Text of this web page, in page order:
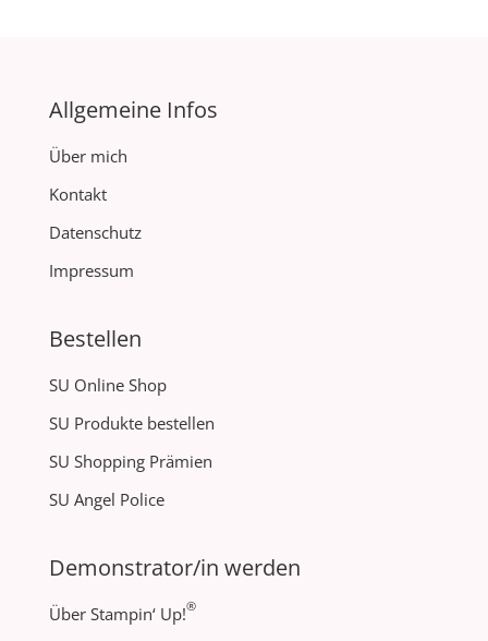
Allgemeine Infos
Über mich
Kontakt
Datenschutz
Impressum
Bestellen
SU Online Shop
SU Produkte bestellen
SU Shopping Prämien
SU Angel Police
Demonstrator/in werden
Über Stampin‘ Up!®